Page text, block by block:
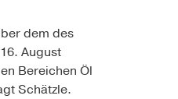
dem des
August
Bereichen Öl
Schätzle.